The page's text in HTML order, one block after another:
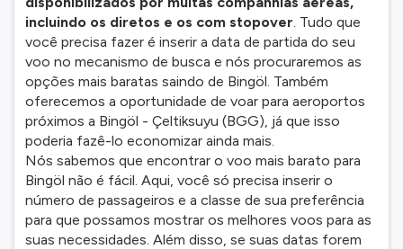
incluindo os diretos e os com stopover. Tudo que
você precisa fazer é inserir a data de partida do seu
voo no mecanismo de busca e nós procuraremos as
opções mais baratas saindo de Bingöl. Também
oferecemos a oportunidade de voar para aeroportos
próximos a Bingöl - Çeltiksuyu (BGG), já que isso
poderia fazê-lo economizar ainda mais.
Nós sabemos que encontrar o voo mais barato para
Bingöl não é fácil. Aqui, você só precisa inserir o
número de passageiros e a classe de sua preferência
para que possamos mostrar os melhores voos para as
suas necessidades. Além disso, se suas datas forem